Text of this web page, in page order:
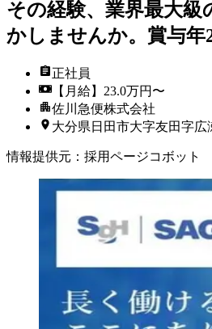
その経験、業界最大級
かしませんか。賞与年
正社員
【月給】23.0万円〜
佐川急便株式会社
大分県日田市大字友田字広
情報提供元 ： 採用ページコボット